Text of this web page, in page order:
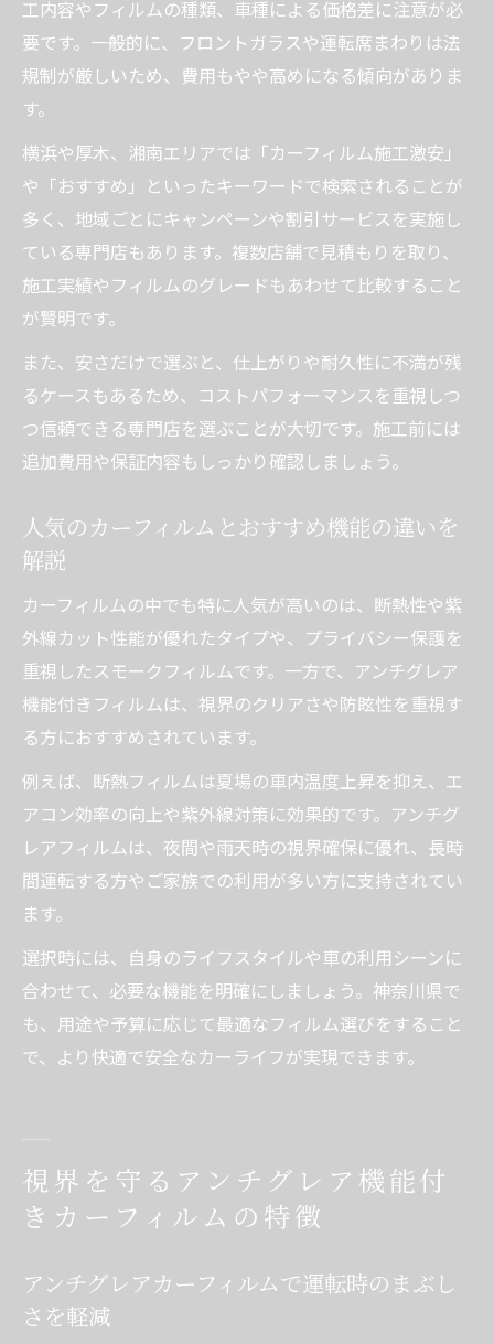
施工後のメンテナンスとカーフィルムの耐
用年数
手軽に相談できるカーフィルム施工店の見
工内容やフィルムの種類、車種による価格差に注意が必
要です。一般的に、フロントガラスや運転席まわりは法
規制が厳しいため、費用もやや高めになる傾向がありま
す。
横浜や厚木、湘南エリアでは「カーフィルム施工激安」
や「おすすめ」といったキーワードで検索されることが
多く、地域ごとにキャンペーンや割引サービスを実施し
ている専門店もあります。複数店舗で見積もりを取り、
施工実績やフィルムのグレードもあわせて比較すること
が賢明です。
また、安さだけで選ぶと、仕上がりや耐久性に不満が残
るケースもあるため、コストパフォーマンスを重視しつ
つ信頼できる専門店を選ぶことが大切です。施工前には
追加費用や保証内容もしっかり確認しましょう。
人気のカーフィルムとおすすめ機能の違いを
解説
カーフィルムの中でも特に人気が高いのは、断熱性や紫
外線カット性能が優れたタイプや、プライバシー保護を
重視したスモークフィルムです。一方で、アンチグレア
機能付きフィルムは、視界のクリアさや防眩性を重視す
る方におすすめされています。
例えば、断熱フィルムは夏場の車内温度上昇を抑え、エ
アコン効率の向上や紫外線対策に効果的です。アンチグ
レアフィルムは、夜間や雨天時の視界確保に優れ、長時
間運転する方やご家族での利用が多い方に支持されてい
ます。
選択時には、自身のライフスタイルや車の利用シーンに
合わせて、必要な機能を明確にしましょう。神奈川県で
も、用途や予算に応じて最適なフィルム選びをすること
で、より快適で安全なカーライフが実現できます。
視界を守るアンチグレア機能付
きカーフィルムの特徴
アンチグレアカーフィルムで運転時のまぶし
さを軽減